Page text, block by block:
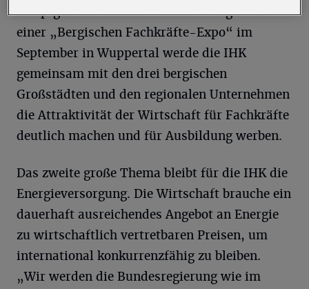
Hauptgeschäftsführer Michael Wenge. Mit
einer „Bergischen Fachkräfte-Expo“ im
September in Wuppertal werde die IHK
gemeinsam mit den drei bergischen
Großstädten und den regionalen Unternehmen
die Attraktivität der Wirtschaft für Fachkräfte
deutlich machen und für Ausbildung werben.
Das zweite große Thema bleibt für die IHK die
Energieversorgung. Die Wirtschaft brauche ein
dauerhaft ausreichendes Angebot an Energie
zu wirtschaftlich vertretbaren Preisen, um
international konkurrenzfähig zu bleiben.
„Wir werden die Bundesregierung wie im